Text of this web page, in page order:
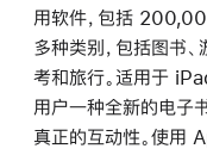
用软件，包括
多种类别，包括图书、
考和旅行。适用于
用户一种全新的电子
真正的互动性。使